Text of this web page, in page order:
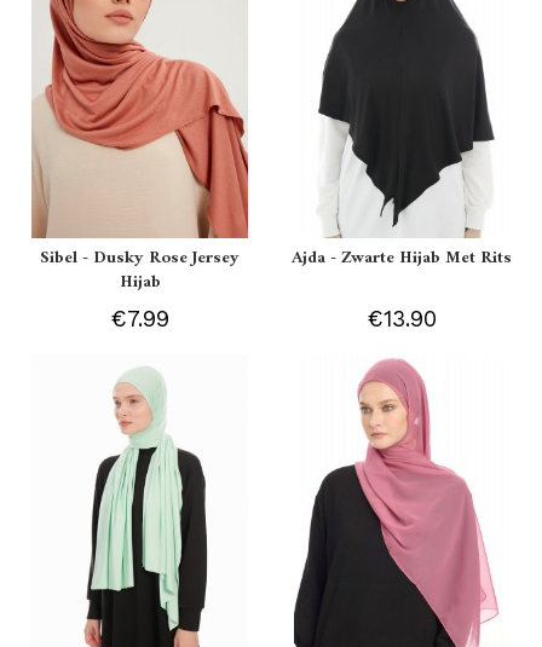
Sibel - Dusky Rose Jersey
Hijab
€7.99
Ajda - Zwarte Hijab Met Rits
€13.90